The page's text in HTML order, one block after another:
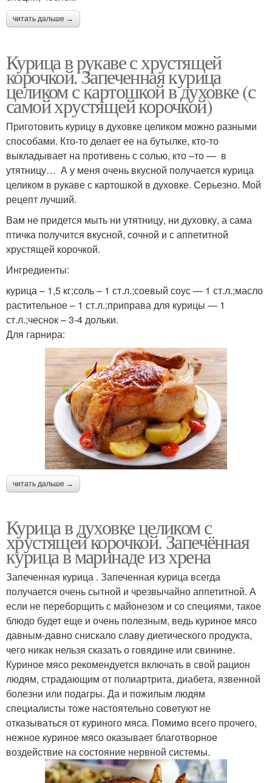
читать дальше →
Курица в рукаве с хрустящей
корочкой. Запеченная курица
целиком с картошкой в духовке (с
самой хрустящей корочкой)
Приготовить курицу в духовке целиком можно разными
способами. Кто-то делает ее на бутылке, кто-то
выкладывает на противень с солью, кто –то — в
утятницу… А у меня очень вкусной получается курица
целиком в рукаве с картошкой в духовке. Серьезно. Мой
рецепт лучший.
Вам не придется мыть ни утятницу, ни духовку, а сама
птичка получится вкусной, сочной и с аппетитной
хрустящей корочкой.
Ингредиенты:
курица – 1,5 кг;соль – 1 ст.л.;соевый соус — 1 ст.л.;масло
растительное – 1 ст.л.;приправа для курицы — 1
ст.л.;чеснок – 3-4 дольки.
Для гарнира:
читать дальше →
Курица в духовке целиком с
хрустящей корочкой. Запечённая
курица в маринаде из хрена
Запеченная курица . Запеченная курица всегда
получается очень сытной и чрезвычайно аппетитной. А
если не переборщить с майонезом и со специями, такое
блюдо будет еще и очень полезным, ведь куриное мясо
давным-давно снискало славу диетического продукта,
чего никак нельзя сказать о говядине или свинине.
Куриное мясо рекомендуется включать в свой рацион
людям, страдающим от полиартрита, диабета, язвенной
болезни или подагры. Да и пожилым людям
специалисты тоже настоятельно советуют не
отказываться от куриного мяса. Помимо всего прочего,
нежное куриное мясо оказывает благотворное
воздействие на состояние нервной системы.